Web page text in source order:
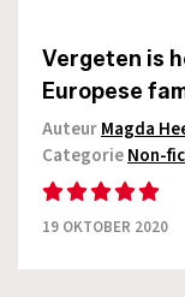
Vergeten is
Europese
AuteurMagda
CategorieNon-
19 OKTOBER 2020